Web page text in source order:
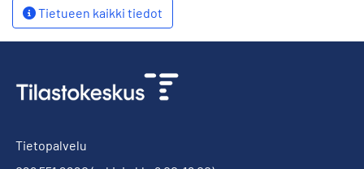
Tietueen kaikki tiedot
Tietopalvelu